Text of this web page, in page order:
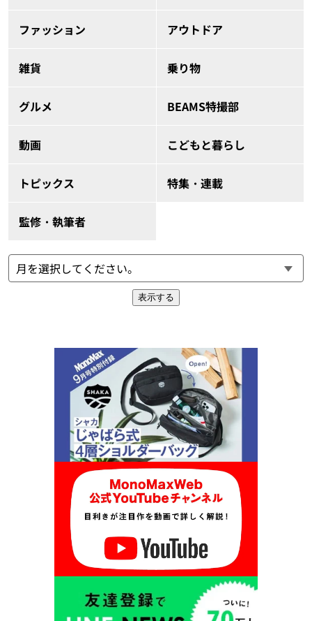
ファッション アウトドア
雑貨 乗り物
グルメ BEAMS特撮部
動画 こどもと暮らし
トピックス 特集・連載
監修・執筆者
表示する